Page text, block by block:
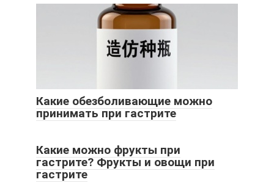
Какие обезболивающие можно
принимать при гастрите
Какие можно фрукты при
гастрите? Фрукты и овощи при
гастрите